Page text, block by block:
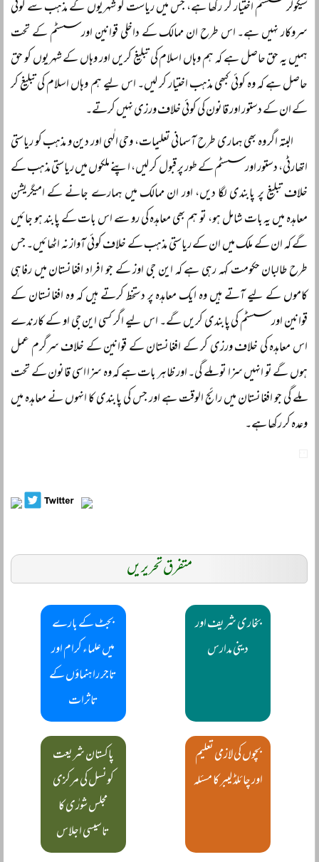
سیکولر سسٹم اختیار کر رکھا ہے، جس میں ریاست کو شہریوں کے مذہب سے کوئی
سروکار نہیں ہے۔ اس طرح ان ممالک کے داخلی قوانین اور سسٹم کے تحت
ہمیں یہ حق حاصل ہے کہ ہم وہاں اسلام کی تبلیغ کریں اور وہاں کے شہریوں کو حق
حاصل ہے کہ وہ کوئی کبھی مذہب اختیار کر لیں۔ اس لیے ہم وہاں اسلام کی تبلیغ کر
کے ان کے دستور اور قانون کی کوئی خلاف ورزی نہیں کرتے۔
البتہ اگر وہ بھی ہماری طرح آسمانی تعلیمات، وحی الٰہی اور دین و مذہب کو ریاستی
اتھارٹی، دستور اور سسٹم کے طور پر قبول کر لیں، اپنے ملکوں میں ریاستی مذہب کے
خلاف تبلیغ پر پابندی لگا دیں، اور ان ممالک میں ہمارے جانے کے امیگریشن
معاہدہ میں یہ بات شامل ہو، تو ہم بھی معاہدہ کی رو سے اس بات کے پابند ہو جائیں
گے کہ ان کے ملک میں ان کے ریاستی مذہب کے خلاف کوئی آواز نہ اٹھائیں۔ جس
طرح طالبان حکومت کہہ رہی ہے کہ این جی اوز کے جو افراد افغانستان میں رفاہی
کاموں کے لیے آتے ہیں وہ ایک معاہدہ پر دستخط کرتے ہیں کہ وہ افغانستان کے
قوانین اور سسٹم کی پابندی کریں گے۔ اس لیے اگر کسی این جی او کے کارندے
اس معاہدہ کی خلاف ورزی کر کے افغانستان کے قوانین کے خلاف سرگرم عمل
ہوں گے تو انہیں سزا تو ملے گی۔ اور ظاہر بات ہے کہ وہ سزا اسی قانون کے تحت
ملے گی جو افغانستان میں رائج الوقت ہے اور جس کی پابندی کا انہوں نے معاہدہ میں
وعدہ کر رکھا ہے۔
متفرق تحریریں
بخاری شریف اور
دینی مدارس
بجٹ کے بارے
میں علماء کرام اور
تاجر راہنماؤں کے
تاثرات
بچوں کی لازمی تعلیم
اور چائلڈ لیبر کا مسئلہ
پاکستان شریعت
کونسل کی مرکزی
مجلس شورٰی کا
تاسیسی اجلاس